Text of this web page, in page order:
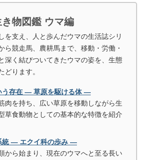
物図鑑 ウマ編
を支え、人と歩んだウマの生活誌シリ
ら競走馬、農耕馬まで、移動・労働・
深く結びついてきたウマの姿を、生態
どります。
う存在 ― 草原を駆ける体 ―
肉を持ち、広い草原を移動しながら生
草食動物としての基本的な特徴を紹介
統 ― エクイ科の歩み ―
から始まり、現在のウマへと至る長い